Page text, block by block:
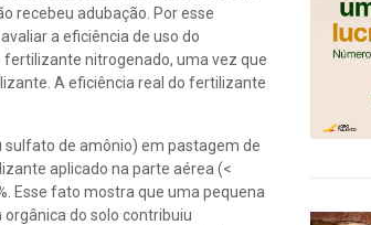
recebeu adubação. Por esse
a eficiência de uso do
nitrogenado, uma vez que
A eficiência real do fertilizante
sulfato de amônio) em pastagem de
aplicado na parte aérea (<
Esse fato mostra que uma pequena
do solo contribuiu